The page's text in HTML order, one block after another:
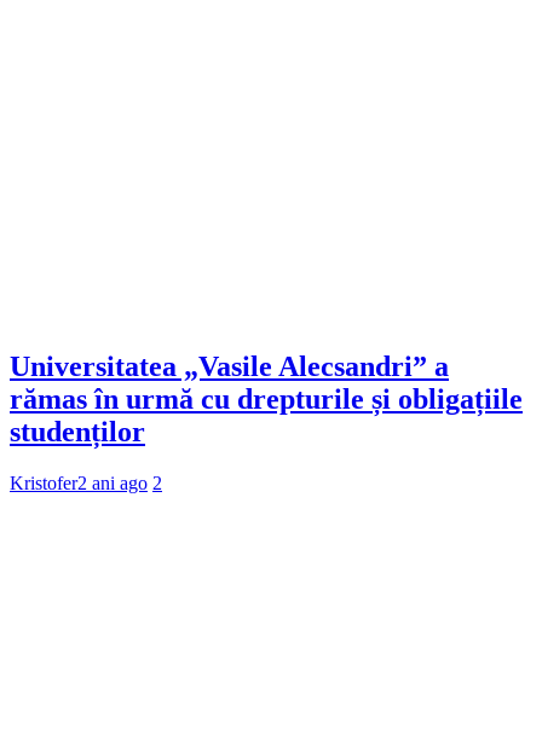
Universitatea „Vasile Alecsandri” a
rămas în urmă cu drepturile și obligațiile
studenților
Kristofer2 ani ago 2